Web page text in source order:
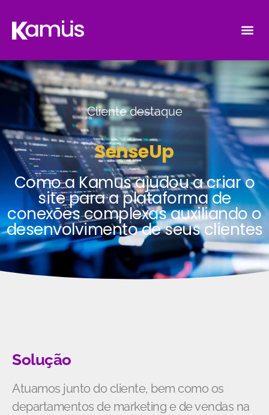
Cliente destaque
SenseUp
Como a Kamus ajudou a criar o
site para a plataforma de
conexões complexas auxiliando o
desenvolvimento de seus clientes
Solução
Atuamos junto do cliente, bem como os
departamentos de marketing e de vendas na